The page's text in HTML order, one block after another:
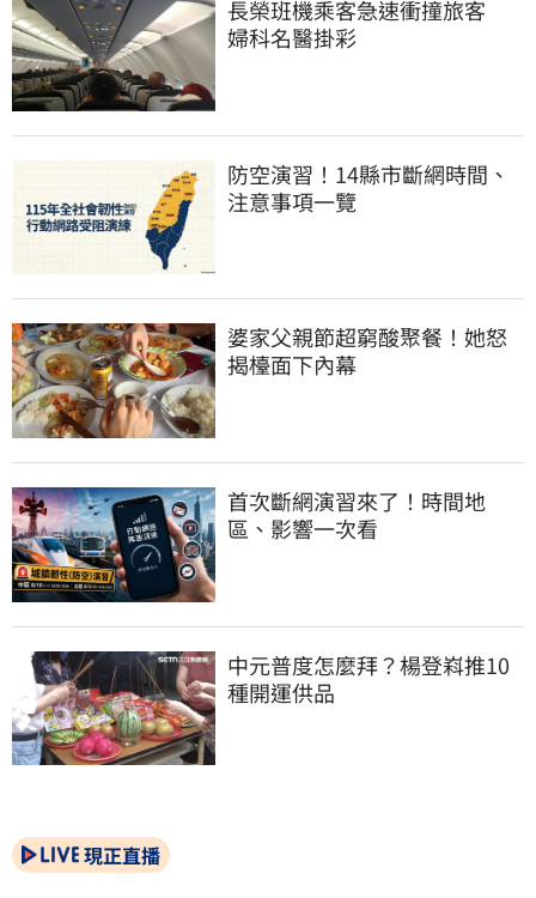
長榮班機乘客急速衝撞旅客
婦科名醫掛彩
防空演習！14縣市斷網時間、
注意事項一覽
婆家父親節超窮酸聚餐！她怒
揭檯面下內幕
首次斷網演習來了！時間地
區、影響一次看
中元普度怎麼拜？楊登嵙推10
種開運供品
現正直播